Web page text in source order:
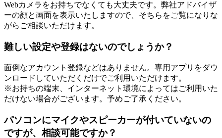
Webカメラをお持ちでなくても大丈夫です。弊社アドバイザ
ーの顔と画面を表示いたしますので、そちらをご覧になりな
がらご相談いただけます。
難しい設定や登録はないのでしょうか？
面倒なアカウント登録などはありません。専用アプリをダウ
ンロードしていただくだけでご利用いただけます。
※お持ちの端末、インターネット環境によってはご利用いた
だけない場合がございます。予めご了承ください。
パソコンにマイクやスピーカーが付いていないの
ですが、相談可能ですか？